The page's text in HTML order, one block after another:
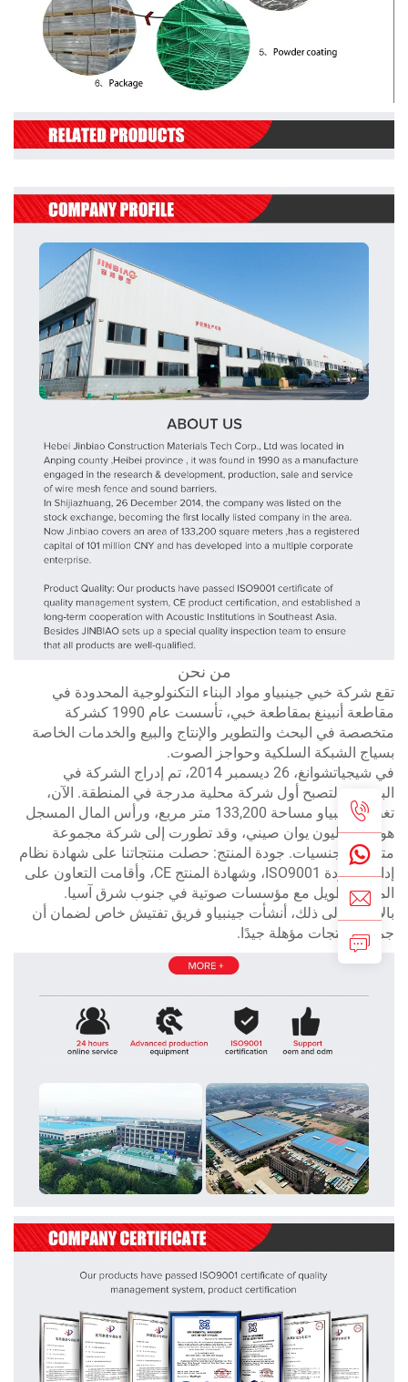
من نحن
شركة خبي جينبياو مواد البناء التكنولوجية المحدودة في
مقاطعة أنبينغ بمقاطعة خبي، تأسست عام 1990 كشركة
في البحث والتطوير والإنتاج والبيع والخدمات الخاصة
الشبكة السلكية وحواجز الصوت.
في شيجياتشوانغ، 26 ديسمبر 2014، تم إدراج الشركة في
لتصبح أول شركة محلية مدرجة في المنطقة. الآن،
تغطي جينبياو مساحة 133,200 متر مربع، ورأس المال المسجل
هو 101 مليون يوان صيني، وقد تطورت إلى شركة مجموعة
الجنسيات. جودة المنتج: حصلت منتجاتنا على شهادة نظام
إدارة الجودة ISO9001، وشهادة المنتج CE، وأقامت التعاون على
الطويل مع مؤسسات صوتية في جنوب شرق آسيا.
إلى ذلك، أنشأت جينبياو فريق تفتيش خاص لضمان أن
المنتجات مؤهلة جيدًا.